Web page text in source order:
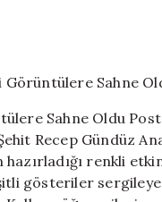
Sahne Oldu
Recep Gündüz
renkli
gösteriler